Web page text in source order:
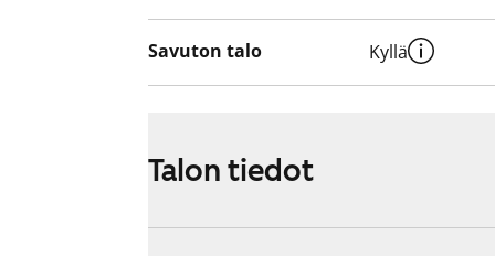
Savuton talo Kyllä
Talon tiedot